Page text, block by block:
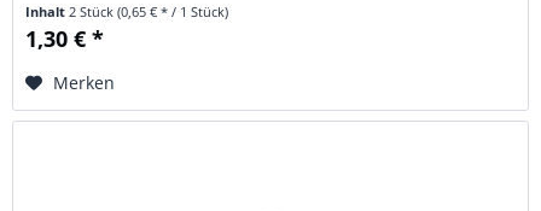
Inhalt 2 Stück(0,65 € * / 1 Stück)
1,30 € *
Merken